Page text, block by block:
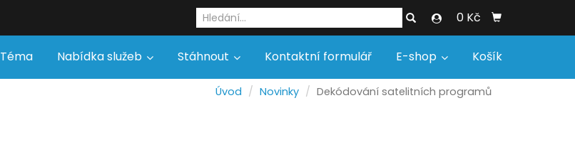
0 Kč
Téma Nabídka služeb Stáhnout Kontaktní formulář E-shop Košík
Úvod Novinky Dekódování satelitních programů